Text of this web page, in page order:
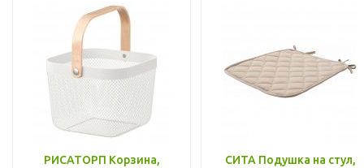
РИСАТОРП Корзина,
СИТА Подушка на стул,